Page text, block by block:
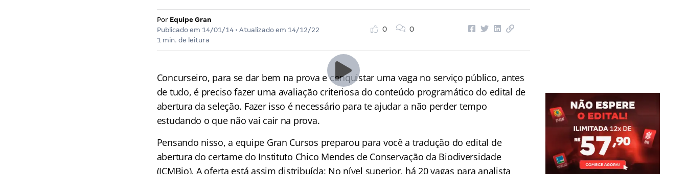
Por Equipe Gran
Publicado em 14/01/14• Atualizado em 14/12/22
1 min. de leitura
0 0
Concurseiro, para se dar bem na prova e conquistar uma vaga no serviço público, antes
de tudo, é preciso fazer uma avaliação criteriosa do conteúdo programático do edital de
abertura da seleção. Fazer isso é necessário para te ajudar a não perder tempo
estudando o que não vai cair na prova.
Pensando nisso, a equipe Gran Cursos preparou para você a tradução do edital de
abertura do certame do Instituto Chico Mendes de Conservação da Biodiversidade
(ICMBio). A oferta está assim distribuída: No nível superior, há 20 vagas para analista